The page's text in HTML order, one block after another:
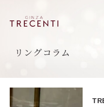
リングコラム